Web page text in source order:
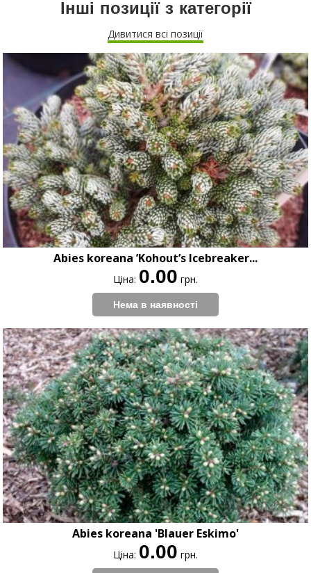
Інші позиції з категорії
Дивитися всі позиції
Abies koreana ’Kohout’s Icebreaker...
Ціна: 0.00 грн.
Abies koreana 'Blauer Eskimo'
Ціна: 0.00 грн.